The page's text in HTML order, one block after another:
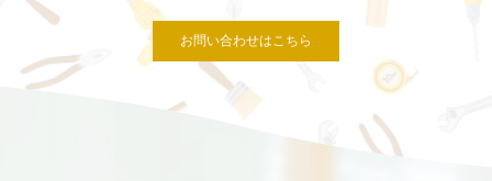
お問い合わせはこちら